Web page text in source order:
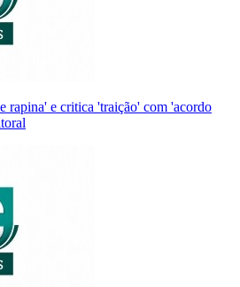
rapina' e critica 'traição' com 'acordo